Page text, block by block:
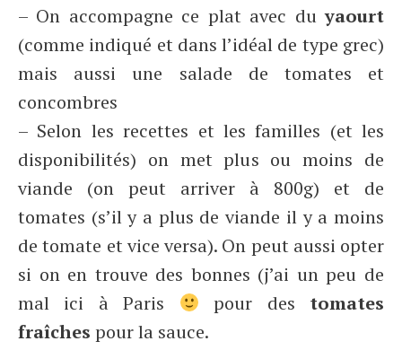
– On accompagne ce plat avec duyaourt
(comme indiqué et dans l’idéal de type grec)
mais aussi une salade de tomates et
concombres
– Selon les recettes et les familles (et les
disponibilités) on met plus ou moins de
viande (on peut arriver à 800g) et de
tomates (s’il y a plus de viande il y a moins
de tomate et vice versa). On peut aussi opter
si on en trouve des bonnes (j’ai un peu de
mal ici à Paris
pour des tomates
fraîches pour la sauce.